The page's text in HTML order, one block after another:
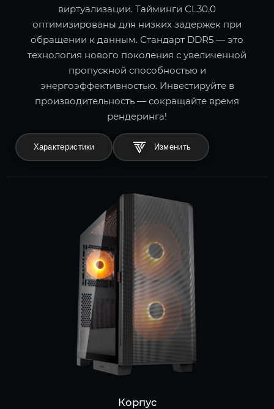
виртуализации. Тайминги CL30.0
оптимизированы для низких задержек при
обращении к данным. Стандарт DDR5 — это
технология нового поколения с увеличенной
пропускной способностью и
энергоэффективностью. Инвестируйте в
производительность — сокращайте время
рендеринга!
Характеристики
Корпус